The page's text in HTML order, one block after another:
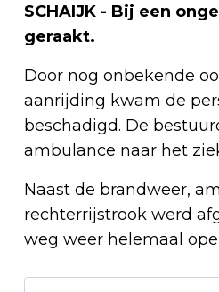
SCHAIJK - Bij een
geraakt.
Door nog onbekende
aanrijding kwam de
beschadigd. De
ambulance naar het
Naast de brandweer,
rechterrijstrook werd
weg weer helemaal